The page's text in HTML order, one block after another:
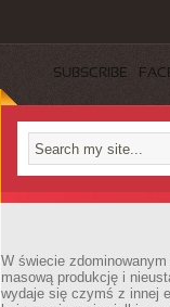
SUBSCRIBE
W świecie
masową produkcję i
wydaje się czymś z innej